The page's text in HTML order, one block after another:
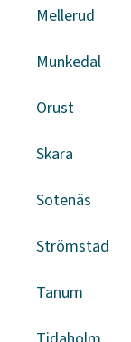
Mellerud
Munkedal
Orust
Skara
Sotenäs
Strömstad
Tanum